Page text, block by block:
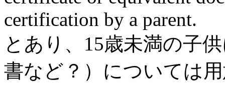
certification by a parent.
とあり、15歳未満の子
書など？）については